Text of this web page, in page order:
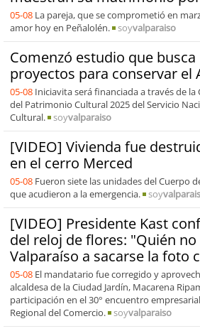
05-08 La pareja, que se comprometió en
amor hoy en Peñalolén.
soyvalparaiso
Comenzó estudio que
proyectos para conservar el
05-08 Iniciavita será financiada a través de
del Patrimonio Cultural 2025 del Servicio
Cultural.
soyvalparaiso
[VIDEO] Vivienda fue
en el cerro Merced
05-08 Fueron siete las unidades del Cuerpo
que acudieron a la emergencia.
soy
[VIDEO] Presidente Kast
del reloj de flores: "Quién no
Valparaíso a sacarse la foto
05-08 El mandatario fue corregido y
alcaldesa de la Ciudad Jardín, Macarena
participación en el 30° encuentro
Regional del Comercio.
soyvalparaiso